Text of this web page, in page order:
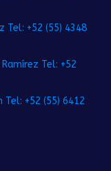
Tel: +52 (55) 4348
Tel: +52
Tel: +52 (55) 6412